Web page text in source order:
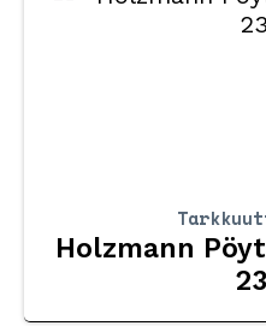
Holzmann